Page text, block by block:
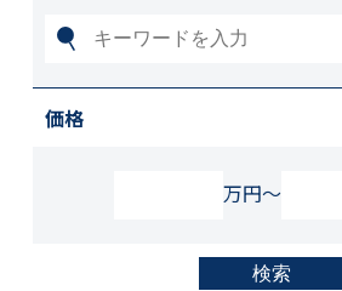
価格
万円～